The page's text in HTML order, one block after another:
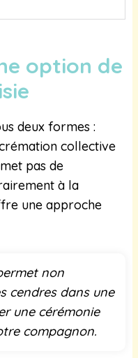
option de
deux formes :
collective
pas de
à la
une approche
non
cendres dans une
une cérémonie
compagnon.